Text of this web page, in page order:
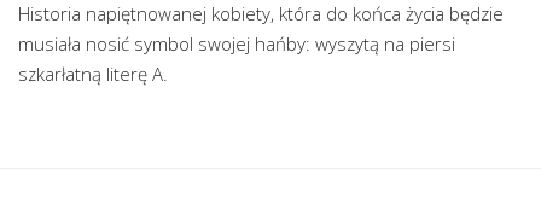
Historia napiętnowanej kobiety, która do końca życia będzie
musiała nosić symbol swojej hańby: wyszytą na piersi
szkarłatną literę A.